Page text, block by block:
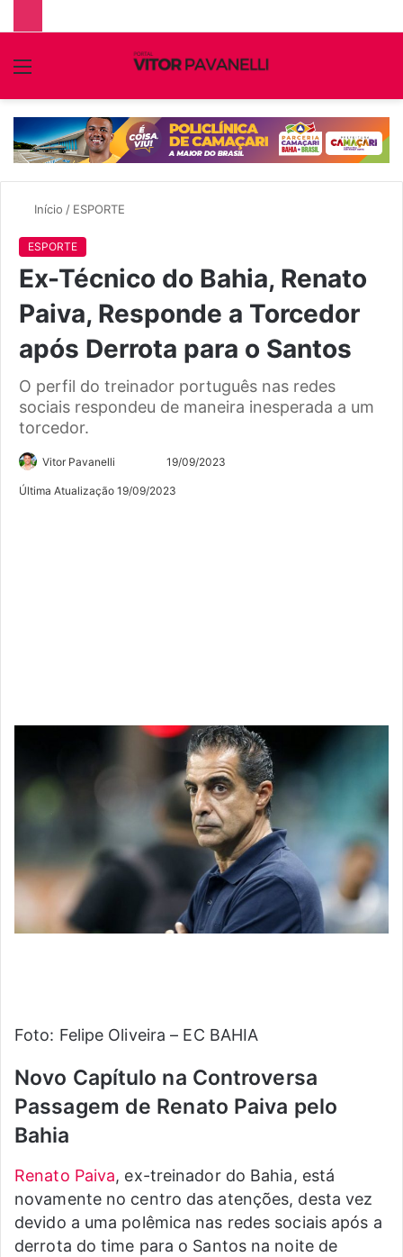
Menu
Início / ESPORTE
ESPORTE
Ex-Técnico do Bahia, Renato
Paiva, Responde a Torcedor
após Derrota para o Santos
O perfil do treinador português nas redes
sociais respondeu de maneira inesperada a um
torcedor.
Vitor Pavanelli
no
Mande
um
19/09/2023
Última Atualização 19/09/2023
Foto: Felipe Oliveira – EC BAHIA
Novo Capítulo na Controversa
Passagem de Renato Paiva pelo
Bahia
Renato Paiva, ex-treinador do Bahia, está
novamente no centro das atenções, desta vez
devido a uma polêmica nas redes sociais após a
derrota do time para o Santos na noite de